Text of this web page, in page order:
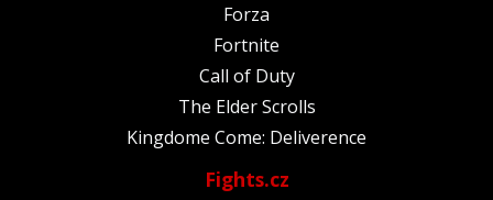
Forza
Fortnite
Call of Duty
The Elder Scrolls
Kingdome Come: Deliverence
Fights.cz